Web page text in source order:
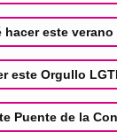
hacer este verano
este Orgullo
Puente de la